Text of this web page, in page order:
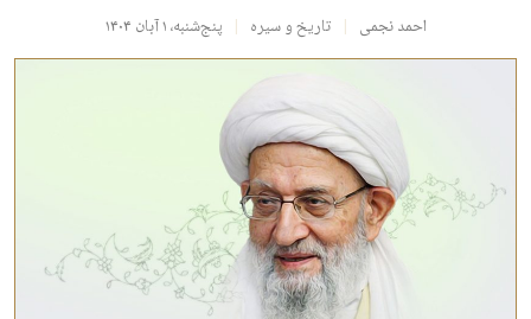
احمد نجمی تاریخ و سیره پنج‌شنبه، ۱ آبان ۱۴۰۴